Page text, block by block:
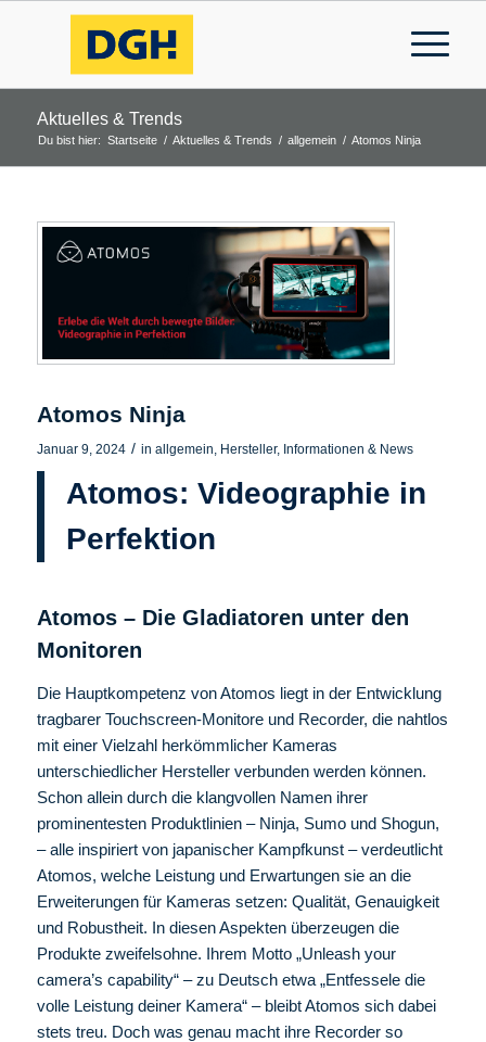
Aktuelles & Trends
Du bist hier: Startseite / Aktuelles & Trends / allgemein / Atomos Ninja
Atomos Ninja
Januar 9, 2024 / in allgemein, Hersteller, Informationen & News
Atomos: Videographie in
Perfektion
Atomos – Die Gladiatoren unter den
Monitoren
Die Hauptkompetenz von Atomos liegt in der Entwicklung
tragbarer Touchscreen-Monitore und Recorder, die nahtlos
mit einer Vielzahl herkömmlicher Kameras
unterschiedlicher Hersteller verbunden werden können.
Schon allein durch die klangvollen Namen ihrer
prominentesten Produktlinien – Ninja, Sumo und Shogun,
– alle inspiriert von japanischer Kampfkunst – verdeutlicht
Atomos, welche Leistung und Erwartungen sie an die
Erweiterungen für Kameras setzen: Qualität, Genauigkeit
und Robustheit. In diesen Aspekten überzeugen die
Produkte zweifelsohne. Ihrem Motto „Unleash your
camera’s capability“ – zu Deutsch etwa „Entfessele die
volle Leistung deiner Kamera“ – bleibt Atomos sich dabei
stets treu. Doch was genau macht ihre Recorder so